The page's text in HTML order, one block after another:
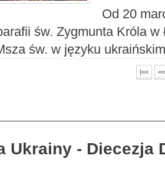
Od 20
św. Zygmunta Króla w
św. w języku
|<< <<
Ukrainy - Diecezja